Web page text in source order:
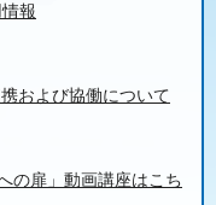
報
および協働について
の扉」動画講座はこち